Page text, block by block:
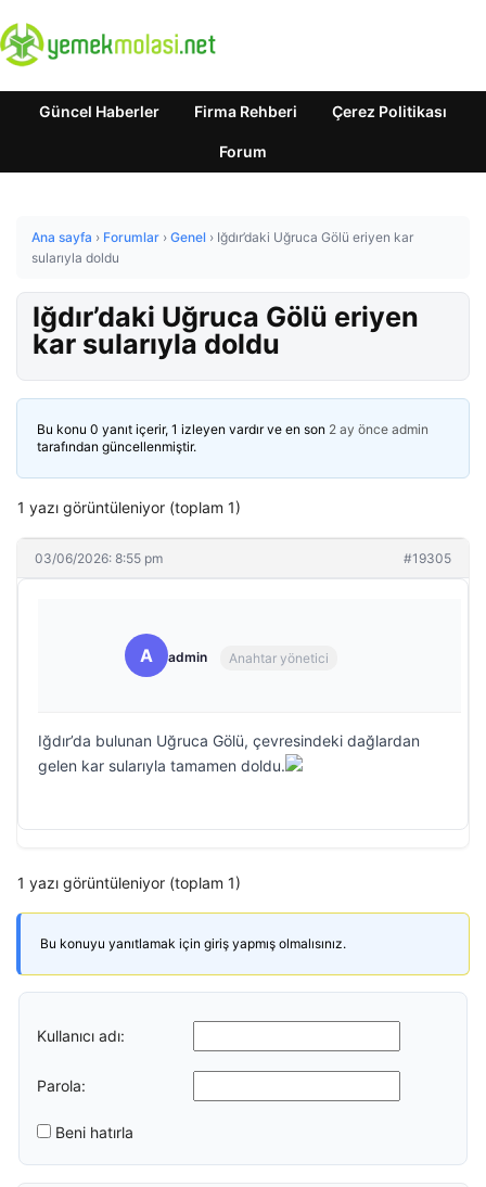
Güncel Haberler Firma Rehberi Çerez Politikası
Forum
Ana sayfa › Forumlar › Genel › Iğdır’daki Uğruca Gölü eriyen kar
sularıyla doldu
Iğdır’daki Uğruca Gölü eriyen
kar sularıyla doldu
Bu konu 0 yanıt içerir, 1 izleyen vardır ve en son 2 ay önce admin
tarafından güncellenmiştir.
1 yazı görüntüleniyor (toplam 1)
03/06/2026: 8:55 pm #19305
A admin Anahtar yönetici
Iğdır’da bulunan Uğruca Gölü, çevresindeki dağlardan
gelen kar sularıyla tamamen doldu.
1 yazı görüntüleniyor (toplam 1)
Bu konuyu yanıtlamak için giriş yapmış olmalısınız.
Kullanıcı adı:
Parola:
Beni hatırla